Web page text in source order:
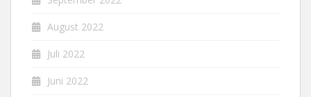
August 2022
Juli 2022
Juni 2022